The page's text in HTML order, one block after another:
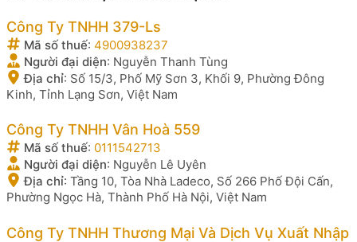
Công Ty TNHH 379-Ls
Mã số thuế: 4900938237
Người đại diện: Nguyễn Thanh Tùng
Địa chỉ: Số 15/3, Phố Mỹ Sơn 3, Khối 9, Phường Đông
Kinh, Tỉnh Lạng Sơn, Việt Nam
Công Ty TNHH Vân Hoà 559
Mã số thuế: 0111542713
Người đại diện: Nguyễn Lê Uyên
Địa chỉ: Tầng 10, Tòa Nhà Ladeco, Số 266 Phố Đội Cấn,
Phường Ngọc Hà, Thành Phố Hà Nội, Việt Nam
Công Ty TNHH Thương Mại Và Dịch Vụ Xuất Nhập